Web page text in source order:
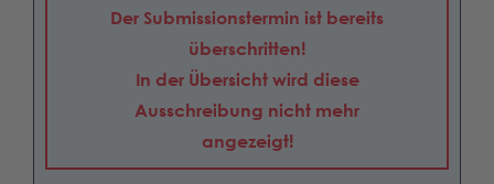
Der Submissionstermin ist bereits
überschritten!
In der Übersicht wird diese
Ausschreibung nicht mehr
angezeigt!